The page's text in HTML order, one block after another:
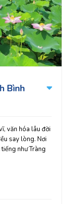
Bình
văn hóa lâu đời
say lòng. Nơi
như Tràng